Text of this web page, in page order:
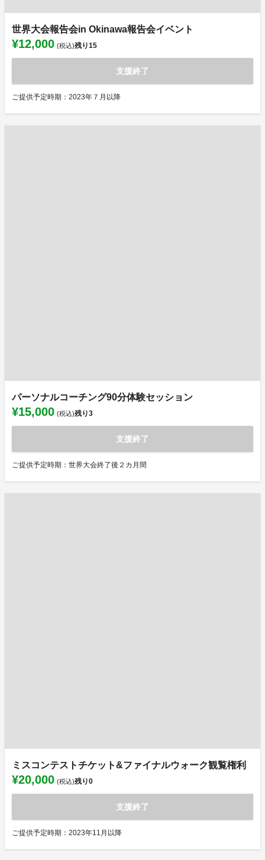
世界大会報告会in Okinawa報告会イベント
¥12,000 (税込)残り15
支援終了
ご提供予定時期：2023年７月以降
パーソナルコーチング90分体験セッション
¥15,000 (税込)残り3
支援終了
ご提供予定時期：世界大会終了後２カ月間
ミスコンテストチケット&ファイナルウォーク観覧権利
¥20,000 (税込)残り0
支援終了
ご提供予定時期：2023年11月以降